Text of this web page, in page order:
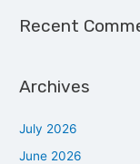
Recent
Archives
July 2026
June 2026